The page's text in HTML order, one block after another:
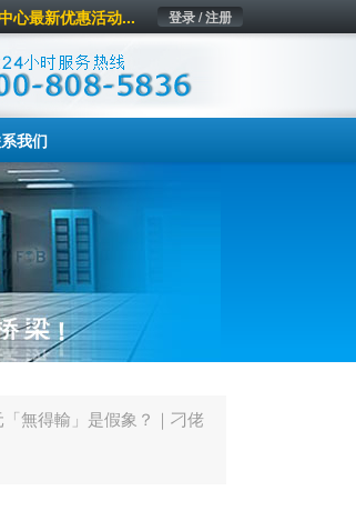
登录 / 注册
心最新优惠活动...
我们
無得輸」是假象？｜刁佬